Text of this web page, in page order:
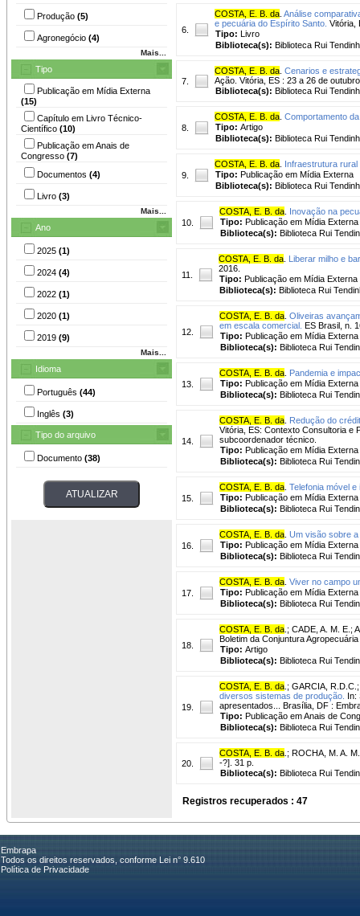
Produção (5)
Agronegócio (4)
Mais...
Tipo
Publicação em Mídia Externa
(15)
Capítulo em Livro Técnico-
Científico (10)
Publicação em Anais de
Congresso (7)
Documentos (4)
Livro (3)
Mais...
Ano
2025 (1)
2024 (4)
2022 (1)
2020 (1)
2019 (9)
Mais...
Idioma
Português (44)
Inglês (3)
Tipo do arquivo
Documento (38)
6.
COSTA, E. B. da Análise
e pecuária do Espírito Santo. Vitória,
Tipo: Livro
Biblioteca(s): Biblioteca Rui
7.
COSTA, E. B. da Cenarios e
Ação. Vitória, ES : 23 a 26 de
Biblioteca(s): Biblioteca Rui
8.
COSTA, E. B. da Comportamento
Tipo: Artigo
Biblioteca(s): Biblioteca Rui
9.
COSTA, E. B. da Infraestrutura rural
Tipo: Publicação em Mídia Externa
Biblioteca(s): Biblioteca Rui
10.
COSTA, E. B. da Inovação na
Tipo: Publicação em Mídia Externa
Biblioteca(s): Biblioteca Rui
11.
COSTA, E. B. da Liberar milho e
2016.
Tipo: Publicação em Mídia Externa
Biblioteca(s): Biblioteca Rui
12.
COSTA, E. B. da Oliveiras
em escala comercial. ES Brasil, n.
Tipo: Publicação em Mídia Externa
Biblioteca(s): Biblioteca Rui
13.
COSTA, E. B. da Pandemia e
Tipo: Publicação em Mídia Externa
Biblioteca(s): Biblioteca Rui
14.
COSTA, E. B. da Redução do
Vitória, ES: Contexto Consultoria e
subcoordenador técnico.
Tipo: Publicação em Mídia Externa
Biblioteca(s): Biblioteca Rui
15.
COSTA, E. B. da Telefonia móvel
Tipo: Publicação em Mídia Externa
Biblioteca(s): Biblioteca Rui
16.
COSTA, E. B. da Um visão sobre
Tipo: Publicação em Mídia Externa
Biblioteca(s): Biblioteca Rui
17.
COSTA, E. B. da Viver no campo
Tipo: Publicação em Mídia Externa
Biblioteca(s): Biblioteca Rui
18.
COSTA, E. B. da ; CADE, A. M. E. ;
Boletim da Conjuntura
Tipo: Artigo
Biblioteca(s): Biblioteca Rui
19.
COSTA, E. B. da ; GARCIA, R.D.C.
diversos sistemas de produção. In:
apresentados... Brasília, DF :
Tipo: Publicação em Anais de
Biblioteca(s): Biblioteca Rui
20.
COSTA, E. B. da ; ROCHA, M. A. M.
-?]. 31 p.
Biblioteca(s): Biblioteca Rui
Registros recuperados : 47
Embrapa
Todos os direitos reservados, conforme Lei n° 9.610
Política de Privacidade